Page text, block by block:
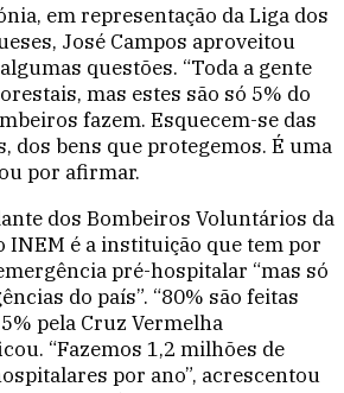
em representação da Liga dos
José Campos aproveitou
questões. “Toda a gente
mas estes são só 5% do
fazem. Esquecem-se das
dos bens que protegemos. É uma
por afirmar.
dos Bombeiros Voluntários da
INEM é a instituição que tem por
pré-hospitalar “mas só
do país”. “80% são feitas
pela Cruz Vermelha
“Fazemos 1,2 milhões de
por ano”, acrescentou